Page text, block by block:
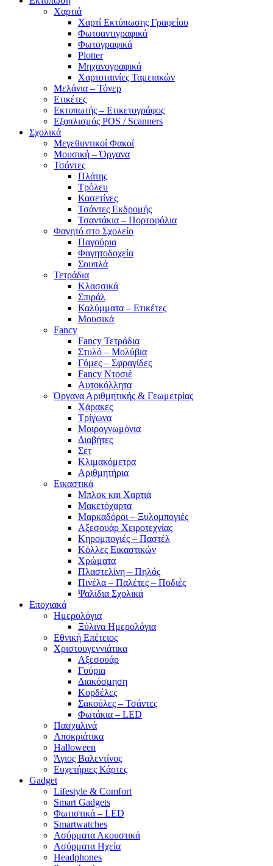
Χαρτιά
Χαρτί Εκτύπωσης Γραφείου
Φωτοαντιγραφικά
Φωτογραφικά
Plotter
Μηχανογραφικά
Χαρτοταινίες Ταμειακών
Μελάνια – Τόνερ
Ετικέτες
Εκτυπωτής – Ετικετογράφος
Εξοπλισμός POS / Scanners
Σχολικά
Μεγεθυντικοί Φακοί
Μουσική – Όργανα
Τσάντες
Πλάτης
Τρόλευ
Κασετίνες
Τσάντες Εκδρομής
Τσαντάκια – Πορτοφόλια
Φαγητό στο Σχολείο
Παγούρια
Φαγητοδοχεία
Σουπλά
Τετράδια
Κλασσικά
Σπιράλ
Καλύμματα – Ετικέτες
Μουσικά
Fancy
Fancy Τετράδια
Στυλό – Μολύβια
Γόμες – Σφραγίδες
Fancy Ντοσιέ
Αυτοκόλλητα
Όργανα Αριθμητικής & Γεωμετρίας
Χάρακες
Τρίγωνα
Mοιρογνωμόνια
Διαβήτες
Σετ
Κλιμακόμετρα
Αριθμητήρια
Εικαστικά
Μπλοκ και Χαρτιά
Μακετόχαρτα
Μαρκαδόροι – Ξυλομπογιές
Αξεσουάρ Χειροτεχνίας
Κηρομπογιές – Παστέλ
Κόλλες Εικαστικών
Χρώματα
Πλαστελίνη – Πηλός
Πινέλα – Παλέτες – Ποδιές
Ψαλίδια Σχολικά
Εποχιακά
Ημερολόγια
Ξύλινα Ημερολόγια
Εθνική Επέτειος
Χριστουγεννιάτικα
Αξεσουάρ
Γούρια
Διακόσμηση
Κορδέλες
Σακούλες – Τσάντες
Φωτάκια – LED
Πασχαλινά
Αποκριάτικα
Halloween
Άγιος Βαλεντίνος
Ευχετήριες Κάρτες
Gadget
Lifestyle & Comfort
Smart Gadgets
Φωτιστικά – LED
Smartwatches
Ασύρματα Ακουστικά
Ασύρματα Ηχεία
Headphones